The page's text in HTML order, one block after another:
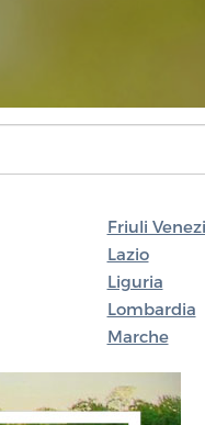
Friuli
Lazio
Liguria
Lombardia
Marche